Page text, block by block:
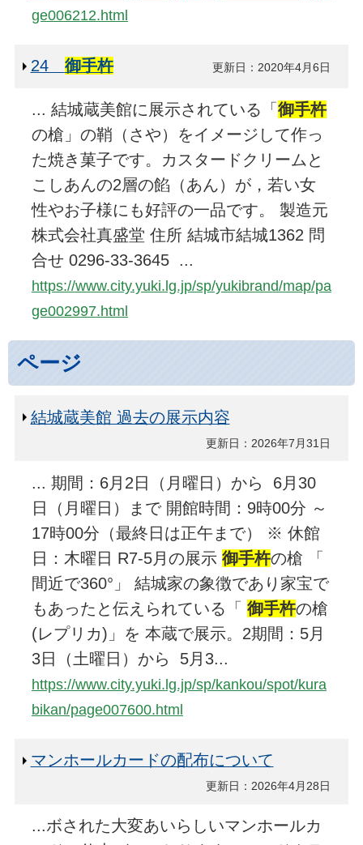
ge006212.html
24 御手杵 更新日：2020年4月6日
... 結城蔵美館に展示されている「 御手杵
の槍」の鞘（さや）をイメージして作っ
た焼き菓子です。カスタードクリームと
こしあんの2層の餡（あん）が，若い女
性やお子様にも好評の一品です。 製造元
株式会社真盛堂 住所 結城市結城1362 問
合せ 0296-33-3645 ...
https://www.city.yuki.lg.jp/sp/yukibrand/map/pa
ge002997.html
ページ
結城蔵美館 過去の展示内容
更新日：2026年7月31日
... 期間：6月2日（月曜日）から 6月30
日（月曜日）まで 開館時間：9時00分 ～
17時00分（最終日は正午まで） ※ 休館
日：木曜日 R7-5月の展示 御手杵の槍 「
間近で360°」 結城家の象徴であり家宝で
もあったと伝えられている「 御手杵の槍
(レプリカ)」を 本蔵で展示。2期間：5月
3日（土曜日）から 5月3...
https://www.city.yuki.lg.jp/sp/kankou/spot/kura
bikan/page007600.html
マンホールカードの配布について
更新日：2026年4月28日
...ボされた大変あいらしいマンホールカ